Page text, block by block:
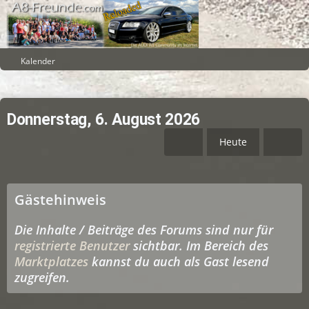
Kalender
Donnerstag, 6. August 2026
Heute
Gästehinweis
Die Inhalte / Beiträge des Forums sind nur für
registrierte Benutzersichtbar. Im Bereich des
Marktplatzes kannst du auch als Gast lesend
zugreifen.